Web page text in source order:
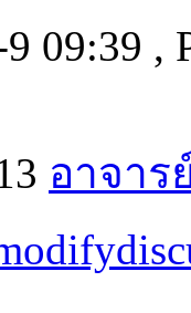
09:39 ,
อาจาร